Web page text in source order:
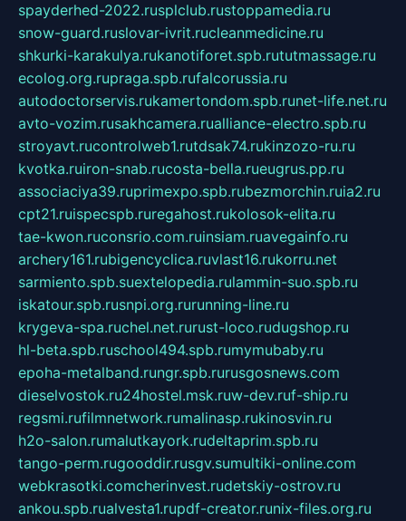
spayderhed-2022.rusplclub.rustoppamedia.ru
snow-guard.ruslovar-ivrit.rucleanmedicine.ru
shkurki-karakulya.rukanotiforet.spb.rututmassage.ru
ecolog.org.rupraga.spb.rufalcorussia.ru
autodoctorservis.rukamertondom.spb.runet-life.net.ru
avto-vozim.rusakhcamera.rualliance-electro.spb.ru
stroyavt.rucontrolweb1.rutdsak74.rukinzozo-ru.ru
kvotka.ruiron-snab.rucosta-bella.rueugrus.pp.ru
associaciya39.ruprimexpo.spb.rubezmorchin.ruia2.ru
cpt21.ruispecspb.ruregahost.rukolosok-elita.ru
tae-kwon.ruconsrio.com.ruinsiam.ruavegainfo.ru
archery161.rubigencyclica.ruvlast16.rukorru.net
sarmiento.spb.suextelopedia.rulammin-suo.spb.ru
iskatour.spb.rusnpi.org.rurunning-line.ru
krygeva-spa.ruchel.net.rurust-loco.rudugshop.ru
hl-beta.spb.ruschool494.spb.rumymubaby.ru
epoha-metalband.rungr.spb.rurusgosnews.com
dieselvostok.ru24hostel.msk.ruw-dev.ruf-ship.ru
regsmi.rufilmnetwork.rumalinasp.rukinosvin.ru
h2o-salon.rumalutkayork.rudeltaprim.spb.ru
tango-perm.rugooddir.rusgv.sumultiki-online.com
webkrasotki.comcherinvest.rudetskiy-ostrov.ru
ankou.spb.rualvesta1.rupdf-creator.runix-files.org.ru